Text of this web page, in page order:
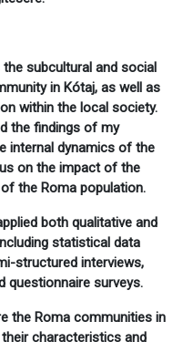
subcultural and social
in Kótaj, as well as
within the local society.
the findings of my
internal dynamics of the
on the impact of the
the Roma population.
both qualitative and
statistical data
structured interviews,
questionnaire surveys.
the Roma communities in
characteristics and